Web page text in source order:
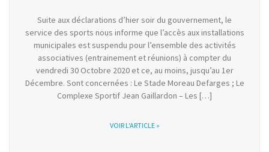
Suite aux déclarations d’hier soir du gouvernement, le
service des sports nous informe que l’accès aux installations
municipales est suspendu pour l’ensemble des activités
associatives (entrainement et réunions) à compter du
vendredi 30 Octobre 2020 et ce, au moins, jusqu’au 1er
Décembre. Sont concernées : Le Stade Moreau Defarges ; Le
Complexe Sportif Jean Gaillardon – Les […]
VOIR L'ARTICLE »